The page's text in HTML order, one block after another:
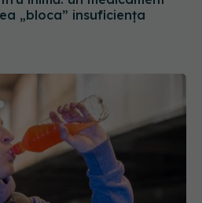
„bloca” insuficiența